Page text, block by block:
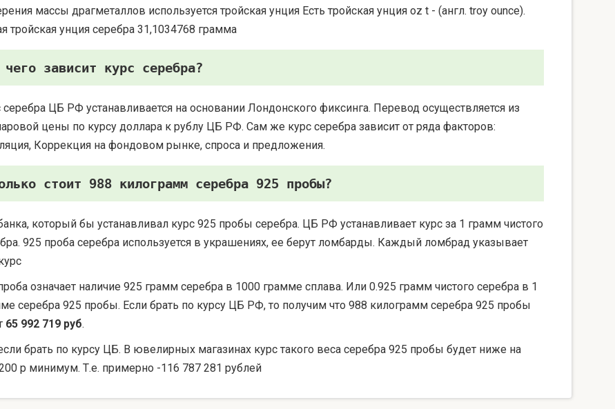
массы драгметаллов используется тройская унция Есть тройская унция oz t - (англ. troy ounce).
тройская унция серебра 31,1034768 грамма
чего зависит курс серебра?
серебра ЦБ РФ устанавливается на основании Лондонского фиксинга. Перевод осуществляется из
цены по курсу доллара к рублу ЦБ РФ. Сам же курс серебра зависит от ряда факторов:
Коррекция на фондовом рынке, спроса и предложения.
стоит 988 килограмм серебра 925 пробы?
который бы устанавливал курс 925 пробы серебра. ЦБ РФ устанавливает курс за 1 грамм чистого
925 проба серебра используется в украшениях, ее берут ломбарды. Каждый ломбрад указывает
означает наличие 925 грамм серебра в 1000 грамме сплава. Или 0.925 грамм чистого серебра в 1
серебра 925 пробы. Если брать по курсу ЦБ РФ, то получим что 988 килограмм серебра 925 пробы
65 992 719 руб.
брать по курсу ЦБ. В ювелирных магазинах курс такого веса серебра 925 пробы будет ниже на
р минимум. Т.е. примерно -116 787 281 рублей